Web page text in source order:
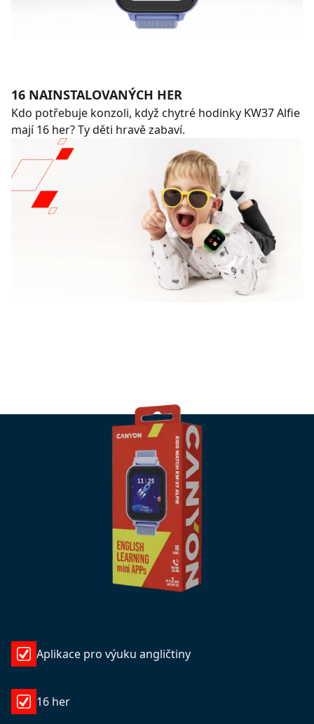
16 NAINSTALOVANÝCH HER
Kdo potřebuje konzoli, když chytré hodinky KW37 Alfie
mají 16 her? Ty děti hravě zabaví.
Aplikace pro výuku angličtiny
16 her